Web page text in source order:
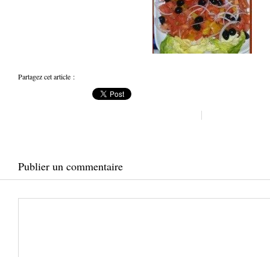
Partagez cet article :
Publier un commentaire